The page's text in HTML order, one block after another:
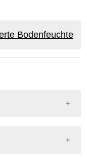
Bodenfeuchte